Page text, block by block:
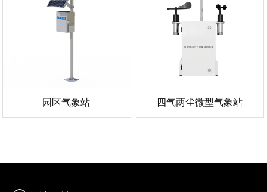
园区气象站 四气两尘微型气象站